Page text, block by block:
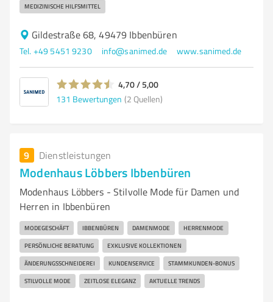
MEDIZINISCHE HILFSMITTEL
Gildestraße 68, 49479 Ibbenbüren
Tel. +49 5451 9230 info@sanimed.de www.sanimed.de
4,70 / 5,00
131 Bewertungen (2 Quellen)
9 Dienstleistungen
Modenhaus Löbbers Ibbenbüren
Modenhaus Löbbers - Stilvolle Mode für Damen und
Herren in Ibbenbüren
MODEGESCHÄFT IBBENBÜREN DAMENMODE HERRENMODE
PERSÖNLICHE BERATUNG EXKLUSIVE KOLLEKTIONEN
ÄNDERUNGSSCHNEIDEREI KUNDENSERVICE STAMMKUNDEN-BONUS
STILVOLLE MODE ZEITLOSE ELEGANZ AKTUELLE TRENDS